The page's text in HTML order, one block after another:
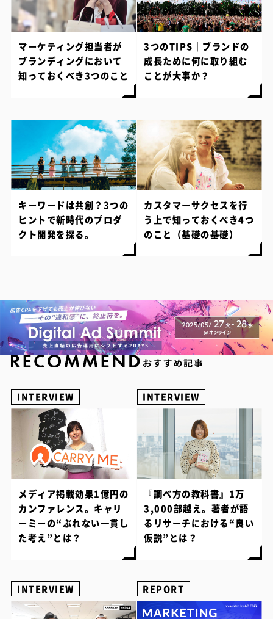
マーケティング担当者が
ブランディングにおいて
知っておくべき3つのこと
3つのTIPS｜ブランドの
成長ために何に取り組む
ことが大事か？
キーワードは共創？3つの
ヒントで新時代のプロダ
クト開発を探る。
カスタマーサクセスを行
う上で知っておくべき4つ
のこと（基礎の基礎）
INTERVIEW
メディア掲載効果1億円の
カンファレンス。キャリ
ーミーの“ぶれない一貫し
た考え”とは？
INTERVIEW
『調べ方の教科書』1万
3,000部越え。著者が語
るリサーチにおける“良い
仮説”とは？
INTERVIEW REPORT